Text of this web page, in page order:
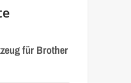
für Brother